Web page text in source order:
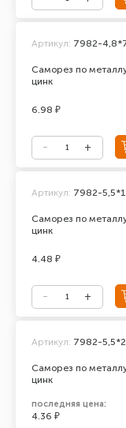
Саморез по
цинк
Артикул: 7982-
6.98 ₽
Саморез по
цинк
Артикул: 7982-
4.48 ₽
Саморез по
цинк
Артикул: 7982-
последняя цена:
4.36 ₽